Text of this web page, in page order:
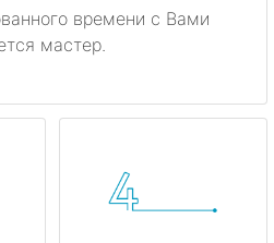
времени с Вами
мастер.